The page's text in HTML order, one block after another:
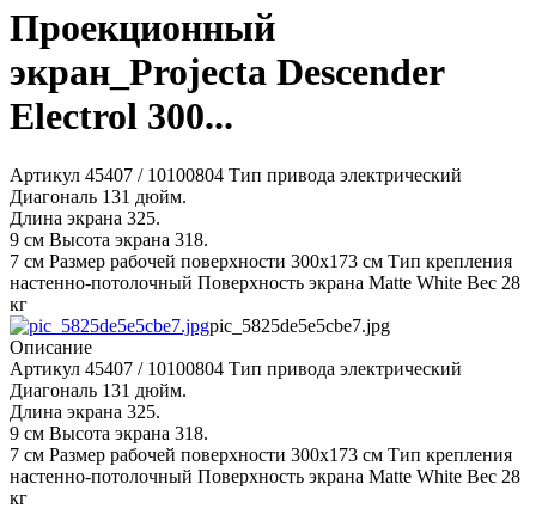
Проекционный
экран_Projecta Descender
Electrol 300...
Артикул 45407 / 10100804 Тип привода электрический
Диагональ 131 дюйм.
Длина экрана 325.
9 см Высота экрана 318.
7 см Размер рабочей поверхности 300x173 см Тип крепления
настенно-потолочный Поверхность экрана Matte White Вес 28
кг
pic_5825de5e5cbe7.jpg
Описание
Артикул 45407 / 10100804 Тип привода электрический
Диагональ 131 дюйм.
Длина экрана 325.
9 см Высота экрана 318.
7 см Размер рабочей поверхности 300x173 см Тип крепления
настенно-потолочный Поверхность экрана Matte White Вес 28
кг